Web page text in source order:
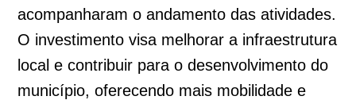
acompanharam o andamento das atividades.
O investimento visa melhorar a infraestrutura
local e contribuir para o desenvolvimento do
município, oferecendo mais mobilidade e